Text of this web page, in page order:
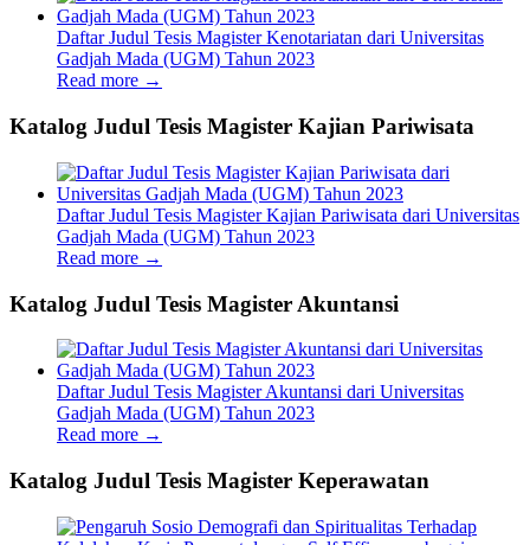
Daftar Judul Tesis Magister Kenotariatan dari Universitas
Gadjah Mada (UGM) Tahun 2023
Read more →
Katalog Judul Tesis Magister Kajian Pariwisata
Daftar Judul Tesis Magister Kajian Pariwisata dari Universitas
Gadjah Mada (UGM) Tahun 2023
Read more →
Katalog Judul Tesis Magister Akuntansi
Daftar Judul Tesis Magister Akuntansi dari Universitas
Gadjah Mada (UGM) Tahun 2023
Read more →
Katalog Judul Tesis Magister Keperawatan